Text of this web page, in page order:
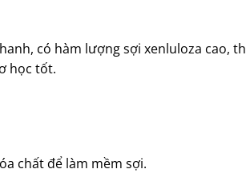
có hàm lượng sợi xenluloza cao,
học tốt.
chất để làm mềm sợi.